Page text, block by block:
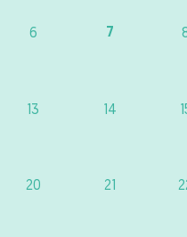
6 7
13 14
20 21